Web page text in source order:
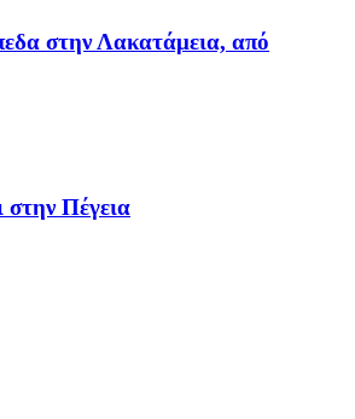
στην Λακατάμεια, από
στην Πέγεια